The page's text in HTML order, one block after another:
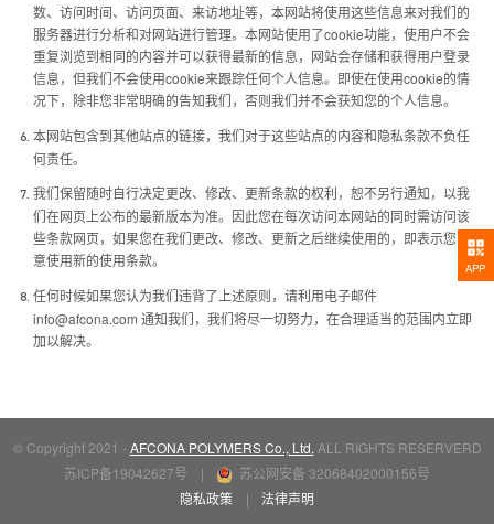
数、访问时间、访问页面、来访地址等，本网站将使用这些信息来对我们的
服务器进行分析和对网站进行管理。本网站使用了cookie功能，使用户不会
重复浏览到相同的内容并可以获得最新的信息，网站会存储和获得用户登录
信息，但我们不会使用cookie来跟踪任何个人信息。即使在使用cookie的情
况下，除非您非常明确的告知我们，否则我们并不会获知您的个人信息。
6. 本网站包含到其他站点的链接，我们对于这些站点的内容和隐私条款不负任
何责任。
7. 我们保留随时自行决定更改、修改、更新条款的权利，恕不另行通知，以我
们在网页上公布的最新版本为准。因此您在每次访问本网站的同时需访问该
些条款网页，如果您在我们更改、修改、更新之后继续使用的，即表示您同
意使用新的使用条款。
8. 任何时候如果您认为我们违背了上述原则，请利用电子邮件
info@afcona.com 通知我们，我们将尽一切努力，在合理适当的范围内立即
加以解决。
© Copyright 2021 - AFCONA POLYMERS Co., Ltd. ALL RIGHTS RESERVERD
苏ICP备19042627号
|
苏公网安备 32068402000156号
隐私政策
| 法律声明
APP